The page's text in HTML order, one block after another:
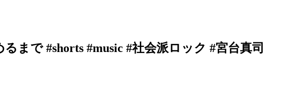
まで #shorts #music #社会派ロック #宮台真司